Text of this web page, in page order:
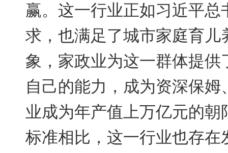
赢。这一行业正如习近平
求，也满足了城市家庭育
象，家政业为这一群体提
自己的能力，成为资深保
业成为年产值上万亿元的
标准相比，这一行业也存